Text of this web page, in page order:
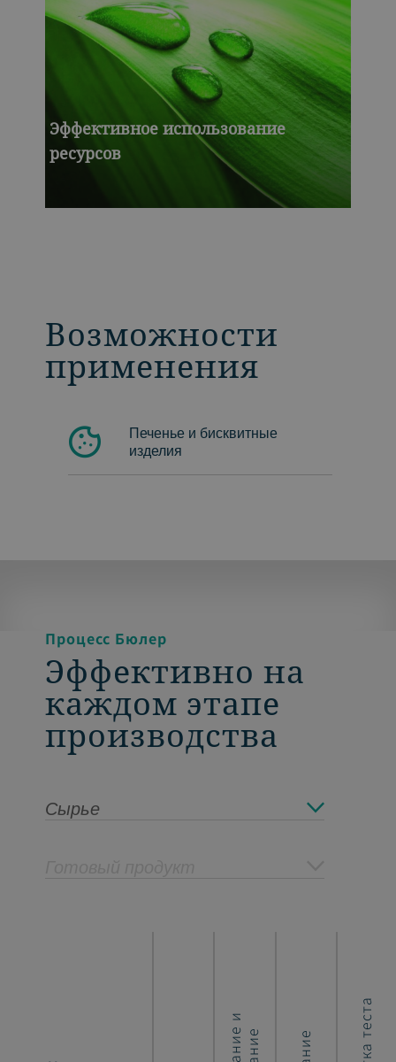
Эффективное использование
ресурсов
Возможности
применения
Печенье и бисквитные
изделия
Процесс Бюлер
Эффективно на
каждом этапе
производства
Сырье
Крекеры и